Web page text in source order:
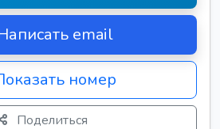
email
номер
Поделиться